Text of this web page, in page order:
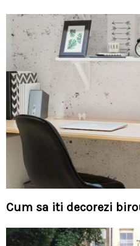
Cum sa iti decorezi